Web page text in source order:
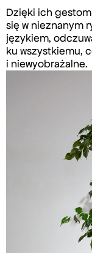
Dzięki ich
się w nieznanym
językiem,
ku wszystkiemu,
i niewyobrażalne.